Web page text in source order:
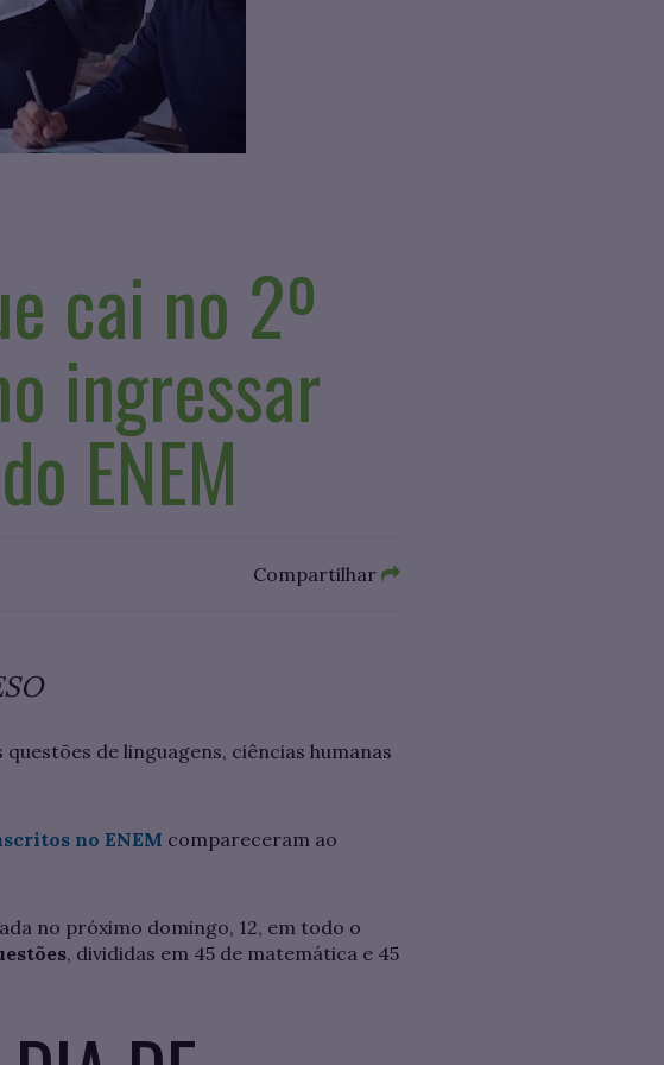
cai no 2º
ingressar
ENEM
Compartilhar
de linguagens, ciências humanas
no ENEM compareceram ao
no próximo domingo, 12, em todo o
, divididas em 45 de matemática e 45